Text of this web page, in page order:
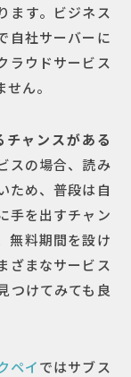
ます。ビジネス
自社サーバーに
ラウドサービス
ん。
ャンスがある
スの場合、読み
ため、普段は自
手を出すチャン
無料期間を設け
ざまなサービス
つけてみても良
ペイではサブス